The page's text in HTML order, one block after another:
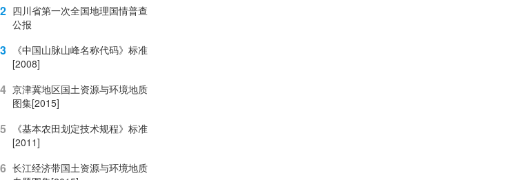
2 四川省第一次全国地理国情普查
公报
3
《中国山脉山峰名称代码》标准
[2008]
4 京津冀地区国土资源与环境地质
图集[2015]
5
《基本农田划定技术规程》标准
[2011]
6 长江经济带国土资源与环境地质